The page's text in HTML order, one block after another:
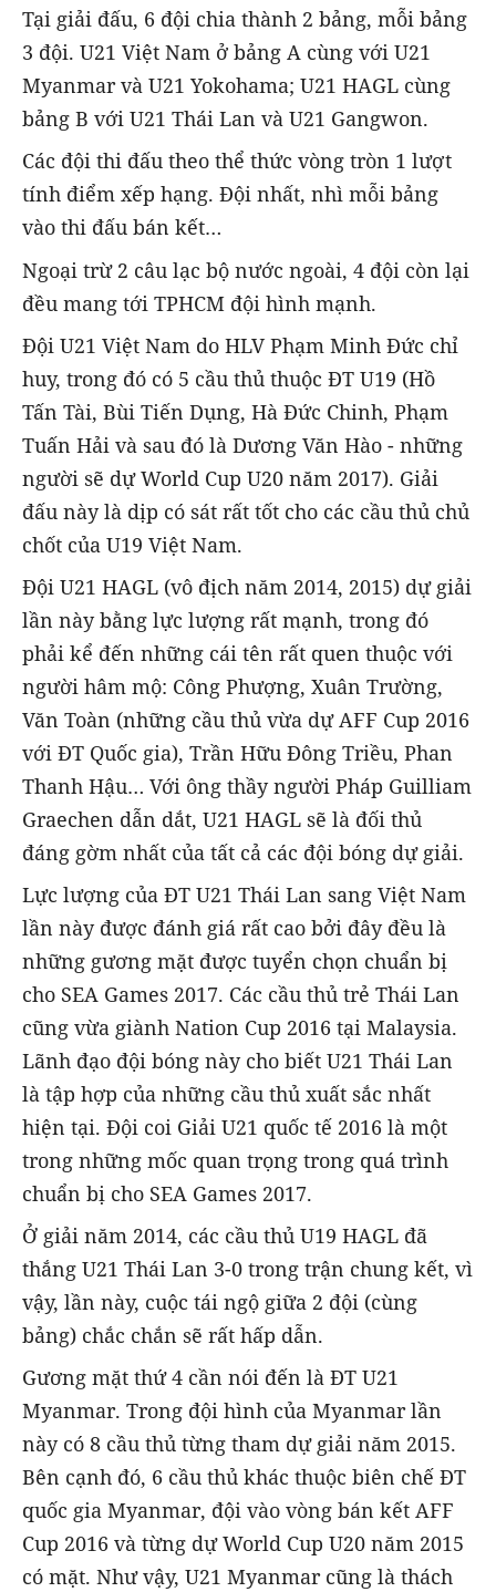
Tại giải đấu, 6 đội chia thành 2 bảng, mỗi bảng
3 đội. U21 Việt Nam ở bảng A cùng với U21
Myanmar và U21 Yokohama; U21 HAGL cùng
bảng B với U21 Thái Lan và U21 Gangwon.
Các đội thi đấu theo thể thức vòng tròn 1 lượt
tính điểm xếp hạng. Đội nhất, nhì mỗi bảng
vào thi đấu bán kết…
Ngoại trừ 2 câu lạc bộ nước ngoài, 4 đội còn lại
đều mang tới TPHCM đội hình mạnh.
Đội U21 Việt Nam do HLV Phạm Minh Đức chỉ
huy, trong đó có 5 cầu thủ thuộc ĐT U19 (Hồ
Tấn Tài, Bùi Tiến Dụng, Hà Đức Chinh, Phạm
Tuấn Hải và sau đó là Dương Văn Hào - những
người sẽ dự World Cup U20 năm 2017). Giải
đấu này là dịp có sát rất tốt cho các cầu thủ chủ
chốt của U19 Việt Nam.
Đội U21 HAGL (vô địch năm 2014, 2015) dự giải
lần này bằng lực lượng rất mạnh, trong đó
phải kể đến những cái tên rất quen thuộc với
người hâm mộ: Công Phượng, Xuân Trường,
Văn Toàn (những cầu thủ vừa dự AFF Cup 2016
với ĐT Quốc gia), Trần Hữu Đông Triều, Phan
Thanh Hậu… Với ông thầy người Pháp Guilliam
Graechen dẫn dắt, U21 HAGL sẽ là đối thủ
đáng gờm nhất của tất cả các đội bóng dự giải.
Lực lượng của ĐT U21 Thái Lan sang Việt Nam
lần này được đánh giá rất cao bởi đây đều là
những gương mặt được tuyển chọn chuẩn bị
cho SEA Games 2017. Các cầu thủ trẻ Thái Lan
cũng vừa giành Nation Cup 2016 tại Malaysia.
Lãnh đạo đội bóng này cho biết U21 Thái Lan
là tập hợp của những cầu thủ xuất sắc nhất
hiện tại. Đội coi Giải U21 quốc tế 2016 là một
trong những mốc quan trọng trong quá trình
chuẩn bị cho SEA Games 2017.
Ở giải năm 2014, các cầu thủ U19 HAGL đã
thắng U21 Thái Lan 3-0 trong trận chung kết, vì
vậy, lần này, cuộc tái ngộ giữa 2 đội (cùng
bảng) chắc chắn sẽ rất hấp dẫn.
Gương mặt thứ 4 cần nói đến là ĐT U21
Myanmar. Trong đội hình của Myanmar lần
này có 8 cầu thủ từng tham dự giải năm 2015.
Bên cạnh đó, 6 cầu thủ khác thuộc biên chế ĐT
quốc gia Myanmar, đội vào vòng bán kết AFF
Cup 2016 và từng dự World Cup U20 năm 2015
có mặt. Như vậy, U21 Myanmar cũng là thách